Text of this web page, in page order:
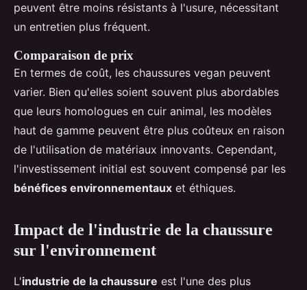
peuvent être moins résistants à l'usure, nécessitant
un entretien plus fréquent.
Comparaison de prix
En termes de coût, les chaussures vegan peuvent
varier. Bien qu'elles soient souvent plus abordables
que leurs homologues en cuir animal, les modèles
haut de gamme peuvent être plus coûteux en raison
de l'utilisation de matériaux innovants. Cependant,
l'investissement initial est souvent compensé par les
bénéfices environnementaux et éthiques.
Impact de l'industrie de la chaussure
sur l'environnement
L'industrie de la chaussure est l'une des plus